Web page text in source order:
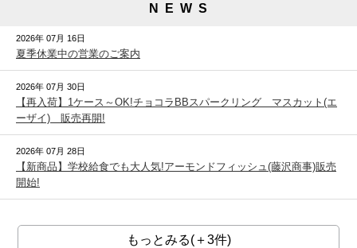
N E W S
2026年 07月 16日
夏季休業中の営業のご案内
2026年 07月 30日
【再入荷】1ケース～OK!チョコラBBスパークリング マスカット(エ
ーザイ) 販売再開!
2026年 07月 28日
【新商品】学校給食でも大人気!アーモンドフィッシュ(藤沢商事)販売
開始!
もっとみる(＋3件)